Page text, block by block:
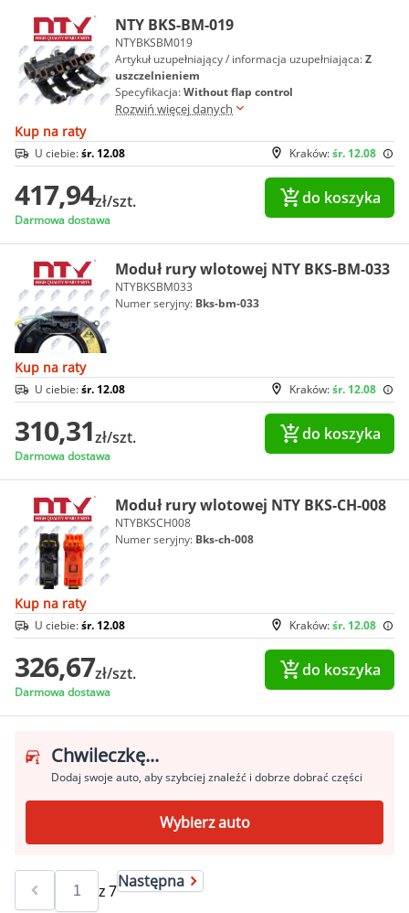
NTY BKS-BM-019
NTYBKSBM019
Artykuł uzupełniający / informacja uzupełniająca:Z
uszczelnieniem
Specyfikacja:Without flap control
Rozwiń więcej danych
Kup na raty
Kraków:śr. 12.08
U ciebie:śr. 12.08
417,94zł/szt.
Darmowa dostawa
do koszyka
Moduł rury wlotowej NTY BKS-BM-033
NTYBKSBM033
Numer seryjny: Bks-bm-033
Kup na raty
Kraków:śr. 12.08
U ciebie:śr. 12.08
310,31zł/szt.
Darmowa dostawa
do koszyka
Moduł rury wlotowej NTY BKS-CH-008
NTYBKSCH008
Numer seryjny: Bks-ch-008
Kup na raty
Kraków:śr. 12.08
U ciebie:śr. 12.08
326,67zł/szt.
Darmowa dostawa
do koszyka
Chwileczkę...
Dodaj swoje auto, aby szybciej znaleźć i dobrze dobrać części
Wybierz auto
z7Następna